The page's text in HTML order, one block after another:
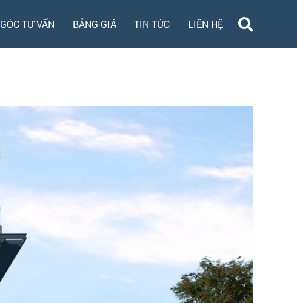
GÓC TƯ VẤN BẢNG GIÁ TIN TỨC LIÊN HỆ